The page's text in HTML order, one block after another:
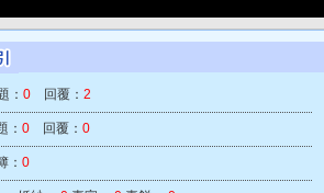
： 0 回覆： 2
： 0 回覆： 0
： 0